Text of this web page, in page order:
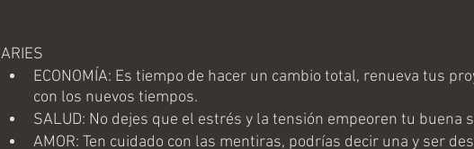
ARIES
ECONOMÍA: Es tiempo de hacer un cambio total, renueva tus
con los nuevos tiempos.
SALUD: No dejes que el estrés y la tensión empeoren tu buena
AMOR: Ten cuidado con las mentiras, podrías decir una y ser